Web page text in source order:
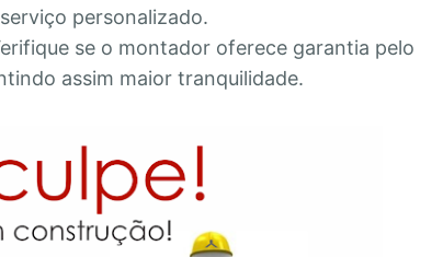
personalizado.
se o montador oferece garantia pelo
assim maior tranquilidade.